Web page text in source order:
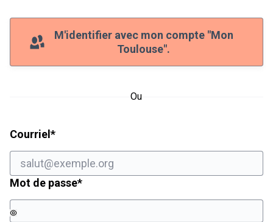
M'identifier avec mon compte "Mon
Toulouse".
Ou
Courriel *Champ obligatoire
Mot de passe*Champ obligatoire